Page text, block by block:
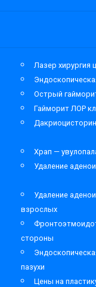
Лазер хирургия
Острый
Гайморит ЛОР
Храп —
Удаление
Удаление
взрослых
стороны
пазухи
Цены на